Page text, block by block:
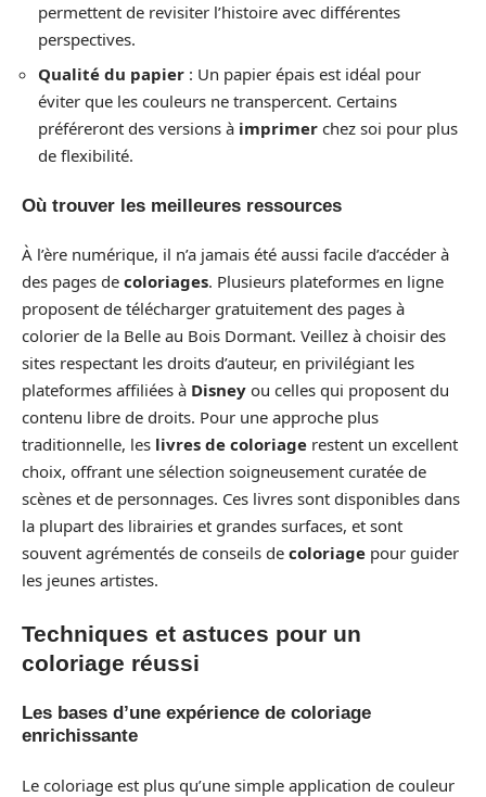
permettent de revisiter l’histoire avec différentes
perspectives.
Qualité du papier : Un papier épais est idéal pour
éviter que les couleurs ne transpercent. Certains
préféreront des versions à imprimer chez soi pour plus
de flexibilité.
Où trouver les meilleures ressources
À l’ère numérique, il n’a jamais été aussi facile d’accéder à
des pages de coloriages. Plusieurs plateformes en ligne
proposent de télécharger gratuitement des pages à
colorier de la Belle au Bois Dormant. Veillez à choisir des
sites respectant les droits d’auteur, en privilégiant les
plateformes affiliées à Disney ou celles qui proposent du
contenu libre de droits. Pour une approche plus
traditionnelle, les livres de coloriage restent un excellent
choix, offrant une sélection soigneusement curatée de
scènes et de personnages. Ces livres sont disponibles dans
la plupart des librairies et grandes surfaces, et sont
souvent agrémentés de conseils de coloriage pour guider
les jeunes artistes.
Techniques et astuces pour un
coloriage réussi
Les bases d’une expérience de coloriage
enrichissante
Le coloriage est plus qu’une simple application de couleur